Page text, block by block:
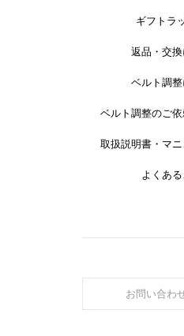
ギフトラ
返品・交
ベルト調
ベルト調整のご
取扱説明書・マ
よくあ
お問い合わ